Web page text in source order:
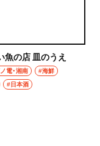
魚の店 皿のうえ
電・湘南
#海鮮
#日本酒